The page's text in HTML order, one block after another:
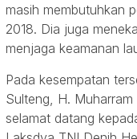
masih membutuhkan
2018. Dia juga
menjaga keamanan
Pada kesempatan
Sulteng, H.
selamat datang